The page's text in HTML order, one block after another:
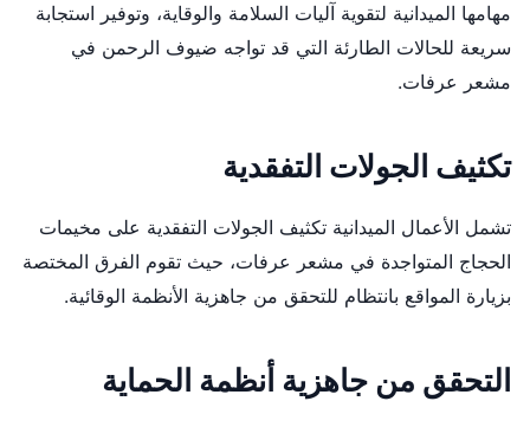
مهامها الميدانية لتقوية آليات السلامة والوقاية، وتوفير استجابة
سريعة للحالات الطارئة التي قد تواجه ضيوف الرحمن في
مشعر عرفات.
تكثيف الجولات التفقدية
تشمل الأعمال الميدانية تكثيف الجولات التفقدية على مخيمات
الحجاج المتواجدة في مشعر عرفات، حيث تقوم الفرق المختصة
بزيارة المواقع بانتظام للتحقق من جاهزية الأنظمة الوقائية.
التحقق من جاهزية أنظمة الحماية